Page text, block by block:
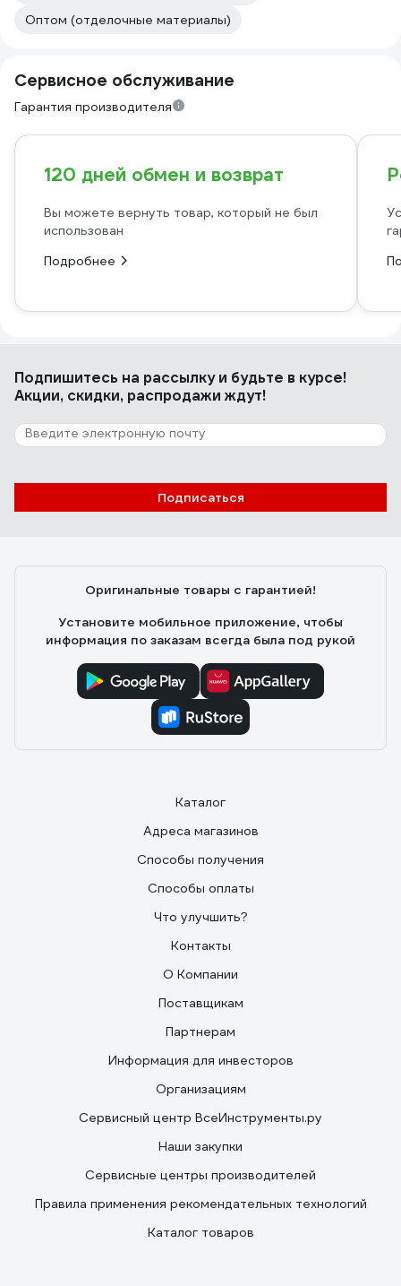
Оптом (отделочные материалы)
Сервисное обслуживание
Гарантия производителя
120 дней обмен и возврат
Вы можете вернуть товар, который не был
использован
Подробнее
Подпишитесь на рассылкуи будьте в курсе!
Акции, скидки, распродажи ждут!
Подписаться
Оригинальные товары с гарантией!
Установите мобильное приложение, чтобы
информация по заказам всегда была под рукой
Каталог
Адреса магазинов
Способы получения
Способы оплаты
Что улучшить?
Контакты
О Компании
Поставщикам
Партнерам
Информация для инвесторов
Организациям
Сервисный центр ВсеИнструменты.ру
Наши закупки
Сервисные центры производителей
Правила применения рекомендательных технологий
Каталог товаров